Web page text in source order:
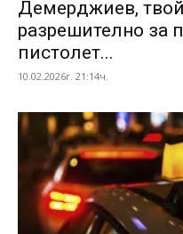
Демерджиев,
разрешително за
пистолет...
10.02.2026г. 21:14ч.